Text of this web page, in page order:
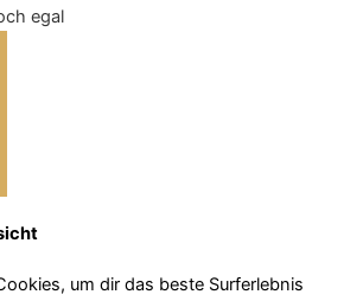
egal
um dir das beste Surferlebnis